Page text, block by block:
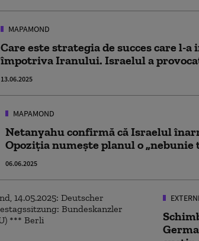
MAPAMOND
Care este strategia de succes care l-
împotriva Iranului. Israelul a
13.06.2025
MAPAMOND
Netanyahu confirmă că Israelul
Opoziția numește planul o „nebunie
06.06.2025